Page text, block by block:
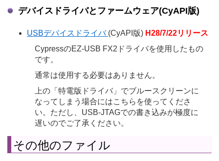
デバイスドライバとファームウェア(CyAPI版)
USBデバイスドライバ (CyAPI版) H28/7/22リリース
CypressのEZ-USB FX2ドライバを使用したもの
です。
通常は使用する必要はありません。
上の「特電版ドライバ」でブルースクリーンに
なってしまう場合にはこちらを使ってくださ
い。ただし、USB-JTAGでの書き込みが極度に
遅いのでご了承ください。
その他のファイル